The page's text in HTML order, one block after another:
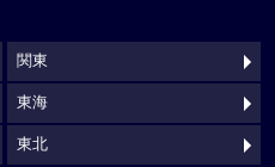
関東
東海
東北